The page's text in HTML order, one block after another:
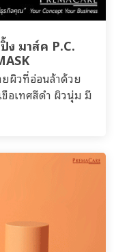
ง มาส์ค P.C.
ผิวที่อ่อนล้าด้วย
อเทศสีดำ ผิวนุ่ม มี